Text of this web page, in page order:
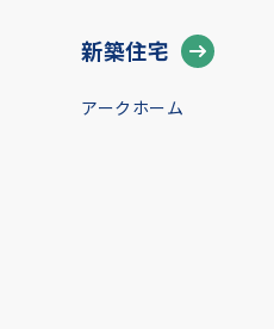
新築住宅
アークホーム